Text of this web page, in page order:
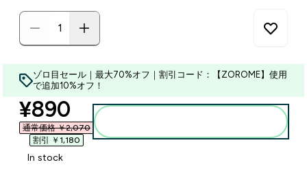
ゾロ目セール｜最大70%オフ｜割引コード：【ZOROME】使用
で追加10%オフ！
discounted price
¥890‎
通常価格 ￥2,070‎
割引 ￥1,180‎
In stock